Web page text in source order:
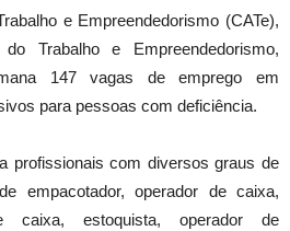
e Empreendedorismo (CATe),
Trabalho e Empreendedorismo,
147 vagas de emprego em
para pessoas com deficiência.
profissionais com diversos graus de
empacotador, operador de caixa,
caixa, estoquista, operador de